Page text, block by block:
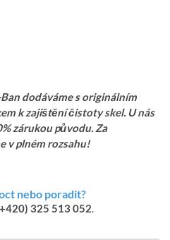
dodáváme s originálním
k zajištění čistoty skel. U nás
zárukou původu. Za
v plném rozsahu!
nebo poradit?
325 513 052.